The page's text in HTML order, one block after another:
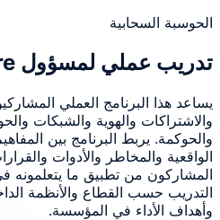
الحوسبة السحابية
تدريب عملي لمسؤول Azure
والاشتراكات والهوية والشبكات
والحوكمة. يربط البرنامج بين
الواقعية والمخاطر والأدوات
المشاركون من تطبيق ما
التدريب حسب القطاع والأنظمة
وأهداف الأداء في المؤسسة.